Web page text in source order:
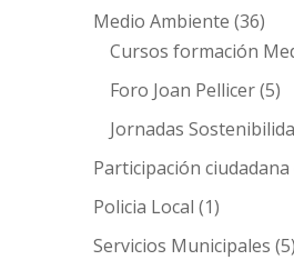
Medio Ambiente (36)
Cursos formación
Foro Joan Pellicer(5)
Jornadas
Participación ciudadana
Policia Local (1)
Servicios Municipales (5)